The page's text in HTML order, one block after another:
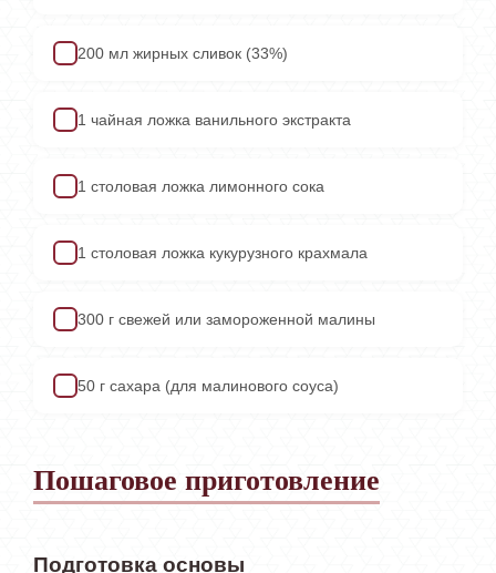
200 мл жирных сливок (33%)
1 чайная ложка ванильного экстракта
1 столовая ложка лимонного сока
1 столовая ложка кукурузного крахмала
300 г свежей или замороженной малины
50 г сахара (для малинового соуса)
Пошаговое приготовление
Подготовка основы